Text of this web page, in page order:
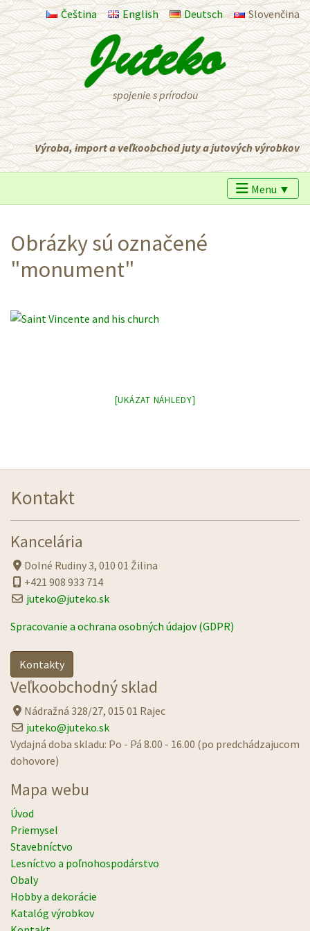
Čeština English Deutsch Slovenčina
spojenie s prírodou
Výroba, import a veľkoobchod juty a jutových výrobkov
Menu ▼
Obrázky sú označené
"monument"
[UKÁZAT NÁHLEDY]
Kontakt
Kancelária
Dolné Rudiny 3, 010 01 Žilina
+421 908 933 714
juteko@juteko.sk
Spracovanie a ochrana osobných údajov (GDPR)
Kontakty
Veľkoobchodný sklad
Nádražná 328/27, 015 01 Rajec
juteko@juteko.sk
Vydajná doba skladu: Po - Pá 8.00 - 16.00 (po predchádzajucom
dohovore)
Mapa webu
Úvod
Priemysel
Stavebníctvo
Lesníctvo a poľnohospodárstvo
Obaly
Hobby a dekorácie
Katalóg výrobkov